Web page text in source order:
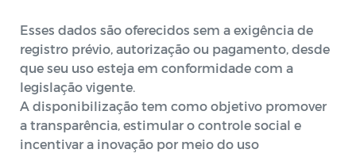
Esses dados são oferecidos sem a exigência de
registro prévio, autorização ou pagamento, desde
que seu uso esteja em conformidade com a
legislação vigente.
A disponibilização tem como objetivo promover
a transparência, estimular o controle social e
incentivar a inovação por meio do uso